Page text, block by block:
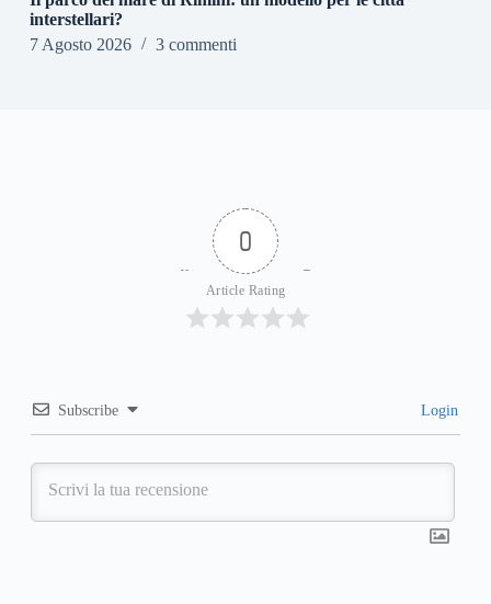
interstellari?
7 Agosto 2026
3 commenti
0
Article Rating
Subscribe Login